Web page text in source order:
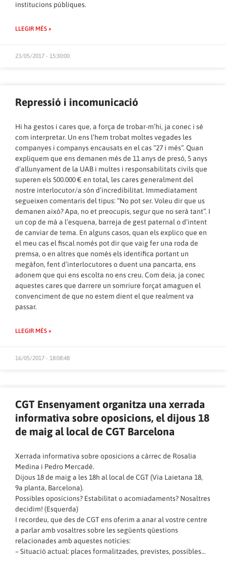
institucions públiques.
LLEGIR MÉS »
23/05/2017 - 15:30:00
Repressió i incomunicació
Hi ha gestos i cares que, a força de trobar-m’hi, ja conec i sé
com interpretar. Un ens l’hem trobat moltes vegades les
companyes i companys encausats en el cas “27 i més”. Quan
expliquem que ens demanen més de 11 anys de presó, 5 anys
d’allunyament de la UAB i multes i responsabilitats civils que
superen els 500.000 € en total, les cares generalment del
nostre interlocutor/a són d’incredibilitat. Immediatament
segueixen comentaris del tipus: “No pot ser. Voleu dir que us
demanen això? Apa, no et preocupis, segur que no serà tant”. I
un cop de mà a l’esquena, barreja de gest paternal o d’intent
de canviar de tema. En alguns casos, quan els explico que en
el meu cas el fiscal només pot dir que vaig fer una roda de
premsa, o en altres que només els identifica portant un
megàfon, fent d’interlocutores o duent una pancarta, ens
adonem que qui ens escolta no ens creu. Com deia, ja conec
aquestes cares que darrere un somriure forçat amaguen el
convenciment de que no estem dient el que realment va
passar.
LLEGIR MÉS »
16/05/2017 - 18:08:48
CGT Ensenyament organitza una xerrada
informativa sobre oposicions, el dijous 18
de maig al local de CGT Barcelona
Xerrada informativa sobre oposicions a càrrec de Rosalia
Medina i Pedro Mercadé.
Dijous 18 de maig a les 18h al local de CGT (Via Laietana 18,
9a planta, Barcelona).
Possibles oposicions? Estabilitat o acomiadaments? Nosaltres
decidim! (Esquerda)
I recordeu, que des de CGT ens oferim a anar al vostre centre
a parlar amb vosaltres sobre les següents qüestions
relacionades amb aquestes notícies:
– Situació actual: places formalitzades, previstes, possibles…